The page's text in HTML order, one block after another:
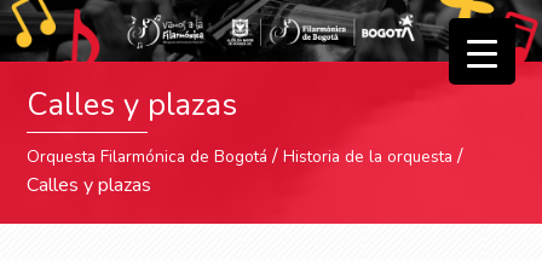
Calles y plazas
Orquesta Filarmónica de Bogotá /Historia de la orquesta /
Calles y plazas